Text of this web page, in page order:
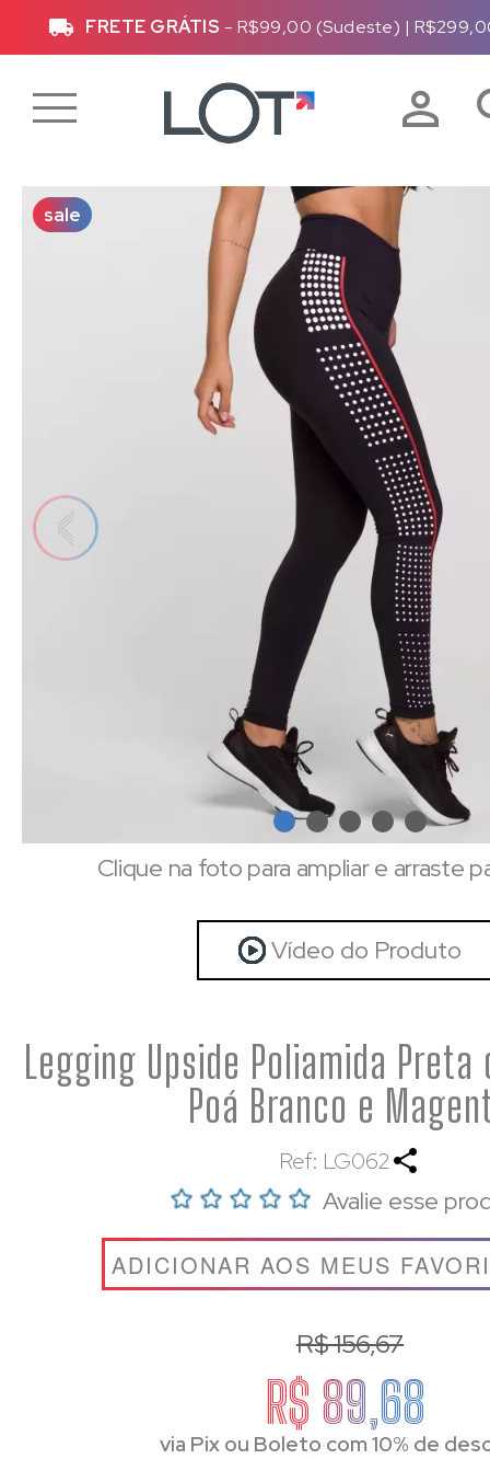
FRETE GRÁTIS - R$99,00 (Sudeste) |
sale
Clique na foto para ampliar e arraste
Vídeo do Produto
Legging Upside Poliamida
Poá Branco e
Ref: LG062
Avalie esse
ADICIONAR AOS MEUS
R$ 156,67
R$ 89,68
via Pix ou Boleto com 10% de